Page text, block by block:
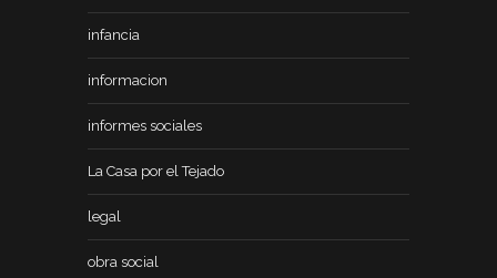
infancia
informacion
informes sociales
La Casa por el Tejado
legal
obra social